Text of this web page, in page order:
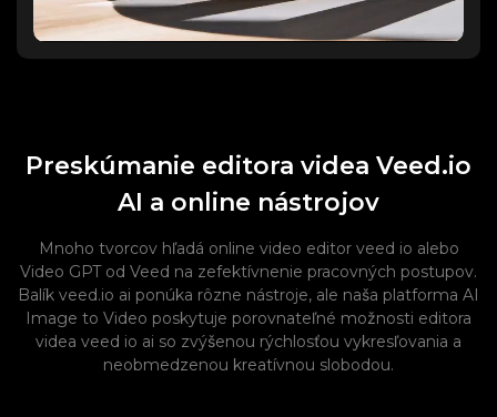
Preskúmanie editora videa Veed.io
AI a online nástrojov
Mnoho tvorcov hľadá online video editor veed io alebo
Video GPT od Veed na zefektívnenie pracovných postupov.
Balík veed.io ai ponúka rôzne nástroje, ale naša platforma AI
Image to Video poskytuje porovnateľné možnosti editora
videa veed io ai so zvýšenou rýchlosťou vykresľovania a
neobmedzenou kreatívnou slobodou.